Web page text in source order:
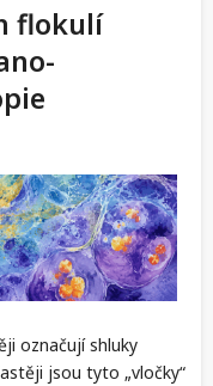
flokulí
označují shluky
jsou tyto „vločky“